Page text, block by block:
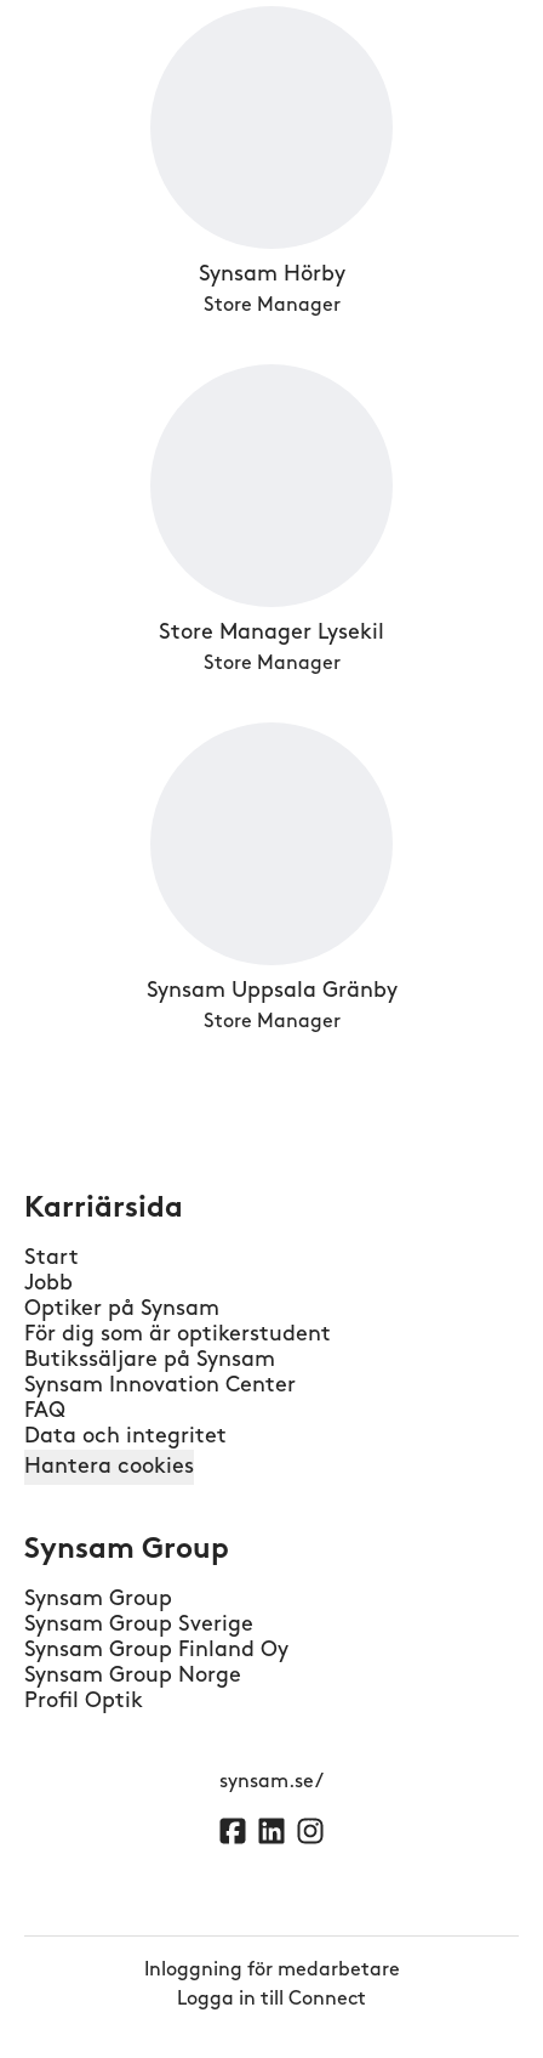
Synsam Hörby
Store Manager
Store Manager Lysekil
Store Manager
Synsam Uppsala Gränby
Store Manager
Karriärsida
Start
Jobb
Optiker på Synsam
För dig som är optikerstudent
Butikssäljare på Synsam
Synsam Innovation Center
FAQ
Data och integritet
Hantera cookies
Synsam Group
Synsam Group
Synsam Group Sverige
Synsam Group Finland Oy
Synsam Group Norge
Profil Optik
synsam.se/
Inloggning för medarbetare
Logga in till Connect